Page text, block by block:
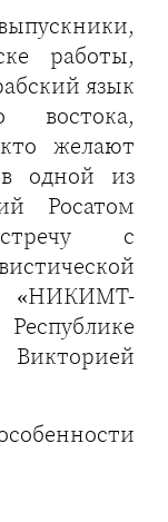
работы,
язык
востока,
желают
одной из
Росатом
с
«НИКИМТ-